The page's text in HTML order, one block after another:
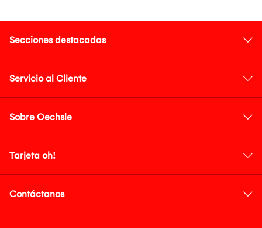
Secciones destacadas
Servicio al Cliente
Sobre Oechsle
Tarjeta oh!
Contáctanos